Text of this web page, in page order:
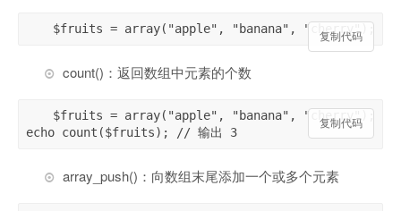
复制代码
$fruits = array("apple", "banana", "cherry");
count()：返回数组中元素的个数
复制代码
$fruits = array("apple", "banana", "cherry");
echo count($fruits); // 输出 3
array_push()：向数组末尾添加一个或多个元素